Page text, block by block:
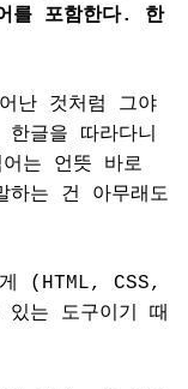
를 포함한다. 한
난 것처럼 그야
글을 따라다니
는 언뜻 바로
는 건 아무래도
(HTML, CSS,
는 도구이기 때